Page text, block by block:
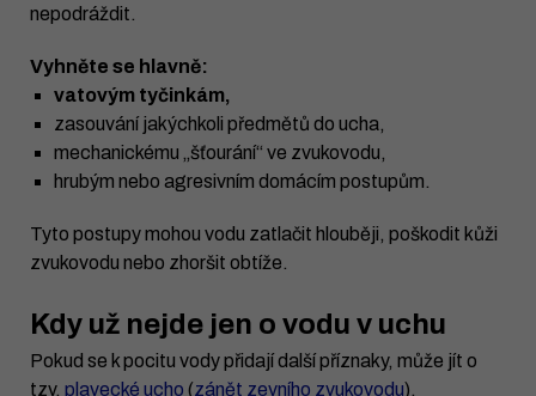
nepodráždit.
Vyhněte se hlavně:
vatovým tyčinkám,
zasouvání jakýchkoli předmětů do ucha,
mechanickému „šťourání“ ve zvukovodu,
hrubým nebo agresivním domácím postupům.
Tyto postupy mohou vodu zatlačit hlouběji, poškodit kůži
zvukovodu nebo zhoršit obtíže.
Kdy už nejde jen o vodu v uchu
Pokud se k pocitu vody přidají další příznaky, může jít o
tzv. plavecké ucho (zánět zevního zvukovodu).